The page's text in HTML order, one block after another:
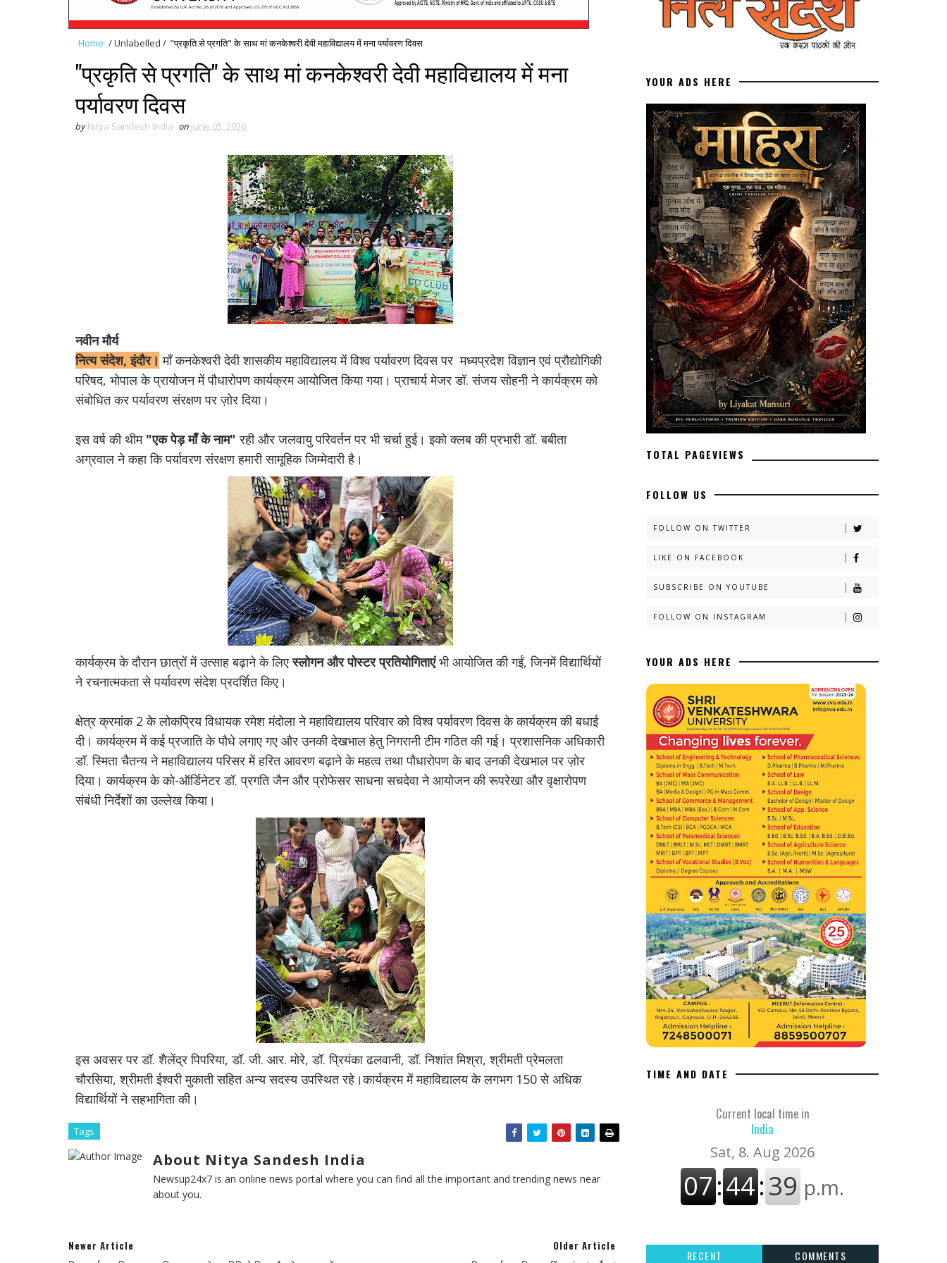
Home /Unlabelled / "प्रकृति से प्रगति" के साथ मां कनकेश्वरी देवी महाविद्यालय में मना पर्यावरण दिवस
"प्रकृति से प्रगति" के साथ मां कनकेश्वरी देवी महाविद्यालय में मना
पर्यावरण दिवस
by Nitya Sandesh India on June 05, 2026
नवीन मौर्य
नित्य संदेश, इंदौर। माँ कनकेश्वरी देवी शासकीय महाविद्यालय में विश्व पर्यावरण दिवस पर मध्यप्रदेश विज्ञान एवं प्रौद्योगिकी
परिषद, भोपाल के प्रायोजन में पौधारोपण कार्यक्रम आयोजित किया गया। प्राचार्य मेजर डॉ. संजय सोहनी ने कार्यक्रम को
संबोधित कर पर्यावरण संरक्षण पर ज़ोर दिया।
इस वर्ष की थीम "एक पेड़ माँ के नाम" रही और जलवायु परिवर्तन पर भी चर्चा हुई। इको क्लब की प्रभारी डॉ. बबीता
अग्रवाल ने कहा कि पर्यावरण संरक्षण हमारी सामूहिक जिम्मेदारी है।
कार्यक्रम के दौरान छात्रों में उत्साह बढ़ाने के लिएस्लोगन और पोस्टर प्रतियोगिताएंभी आयोजित की गईं, जिनमें विद्यार्थियों
ने रचनात्मकता से पर्यावरण संदेश प्रदर्शित किए।
क्षेत्र क्रमांक 2 के लोकप्रिय विधायक रमेश मंदोला ने महाविद्यालय परिवार को विश्व पर्यावरण दिवस के कार्यक्रम की बधाई
दी। कार्यक्रम में कई प्रजाति के पौधे लगाए गए और उनकी देखभाल हेतु निगरानी टीम गठित की गई। प्रशासनिक अधिकारी
डॉ. स्मिता चैतन्य ने महाविद्यालय परिसर में हरित आवरण बढ़ाने के महत्व तथा पौधारोपण के बाद उनकी देखभाल पर ज़ोर
दिया। कार्यक्रम के को-ऑर्डिनेटर डॉ. प्रगति जैन और प्रोफेसर साधना सचदेवा ने आयोजन की रूपरेखा और वृक्षारोपण
संबंधी निर्देशों का उल्लेख किया।
इस अवसर पर डॉ. शैलेंद्र पिपरिया, डॉ. जी. आर. मोरे, डॉ. प्रियंका ढलवानी, डॉ. निशांत मिश्रा, श्रीमती प्रेमलता
चौरसिया, श्रीमती ईश्वरी मुकाती सहित अन्य सदस्य उपस्थित रहे।कार्यक्रम में महाविद्यालय के लगभग 150 से अधिक
विद्यार्थियों ने सहभागिता की।
Tags
About Nitya Sandesh India
Newsup24x7 is an online news portal where you can find all the important and trending news near
about you.
Newer Article Older Article
YOUR ADS HERE
TOTAL PAGEVIEWS
FOLLOW US
FOLLOW ON TWITTER
LIKE ON FACEBOOK
SUBSCRIBE ON YOUTUBE
FOLLOW ON INSTAGRAM
YOUR ADS HERE
TIME AND DATE
Current local time in
India
RECENT
COMMENTS